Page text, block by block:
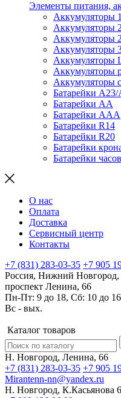
Элементы питания,
Аккумуляторы
Аккумуляторы
Аккумуляторы
Аккумуляторы
Аккумуляторы
Аккумуляторы
Аккумуляторы
Батарейки A23/
Батарейки AA
Батарейки AAA
Батарейки R14
Батарейки R20
Батарейки
Батарейки
О нас
Оплата
Доставка
Сервисный центр
Контакты
+7 (831) 283-03-35 +7 905
Россия, Нижний Новгород,
проспект Ленина, 66
Пн-Пт: 9 до 18, Сб: 10 до
Вс - вых.
Каталог товаров
Н. Новгород, Ленина, 66
+7 (831) 283-03-35 +7 905
Mirantenn-nn@yandex.ru
Н. Новгород, К.Касьянова